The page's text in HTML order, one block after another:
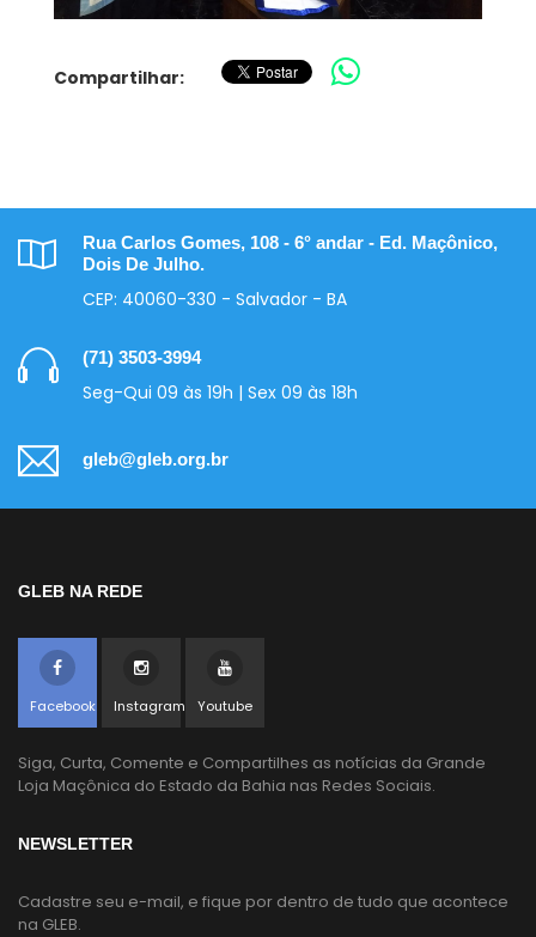
Compartilhar:
Rua Carlos Gomes, 108 - 6° andar - Ed. Maçônico,
Dois De Julho.
CEP: 40060-330 - Salvador - BA
(71) 3503-3994
Seg-Qui 09 às 19h | Sex 09 às 18h
gleb@gleb.org.br
GLEB NA REDE
Facebook Instagram Youtube
Siga, Curta, Comente e Compartilhes as notícias da Grande
Loja Maçônica do Estado da Bahia nas Redes Sociais.
NEWSLETTER
Cadastre seu e-mail, e fique por dentro de tudo que acontece
na GLEB.